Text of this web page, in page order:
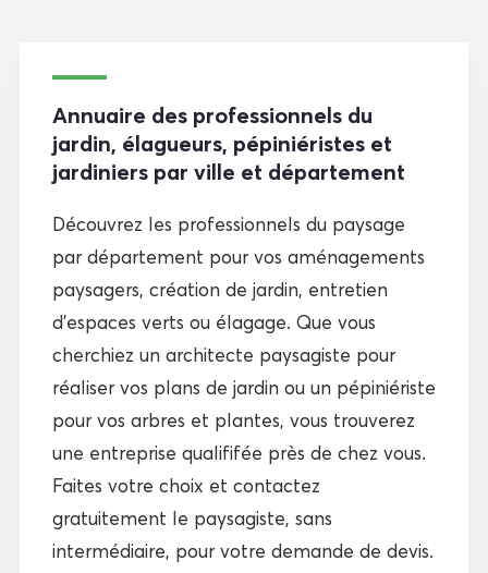
Annuaire des professionnels du
jardin, élagueurs, pépiniéristes et
jardiniers par ville et département
Découvrez les professionnels du paysage
par département pour vos aménagements
paysagers, création de jardin, entretien
d'espaces verts ou élagage. Que vous
cherchiez un architecte paysagiste pour
réaliser vos plans de jardin ou un pépiniériste
pour vos arbres et plantes, vous trouverez
une entreprise qualififée près de chez vous.
Faites votre choix et contactez
gratuitement le paysagiste, sans
intermédiaire, pour votre demande de devis.